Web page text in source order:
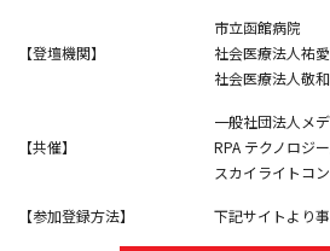
【登壇機関】
市立函館病院
社会医療法人祐
社会医療法人敬
【共催】
一般社団法人メ
RPA テクノロジ
スカイライトコ
【参加登録方法】 下記サイトより